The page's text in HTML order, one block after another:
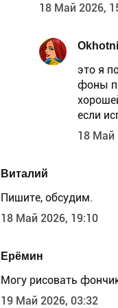
18 Май 2026,
это я
фоны
если
18 Май
Виталий
Пишите, обсудим.
18 Май 2026, 19:10
Ерёмин
Могу рисовать
19 Май 2026, 03:32